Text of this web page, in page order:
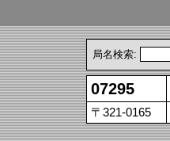
局名検索:
07295
〒321-0165